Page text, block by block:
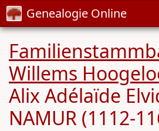
Genealogie Online
Willems
Alix Adélaïde
NAMUR (1112-